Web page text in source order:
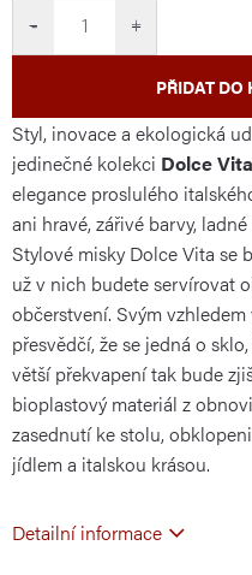
+
−
PŘIDAT DO
Styl, inovace a ekologická
jedinečné kolekci Dolce Vita
elegance proslulého
ani hravé, zářivé barvy,
Stylové misky Dolce Vita se
už v nich budete servírovat
občerstvení. Svým
přesvědčí, že se jedná o
větší překvapení tak bude
bioplastový materiál z
zasednutí ke stolu,
jídlem a italskou krásou.
Detailní informace